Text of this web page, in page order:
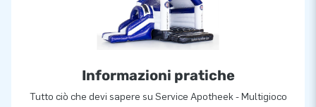
Informazioni pratiche
Tutto ciò che devi sapere su Service Apotheek - Multigioco